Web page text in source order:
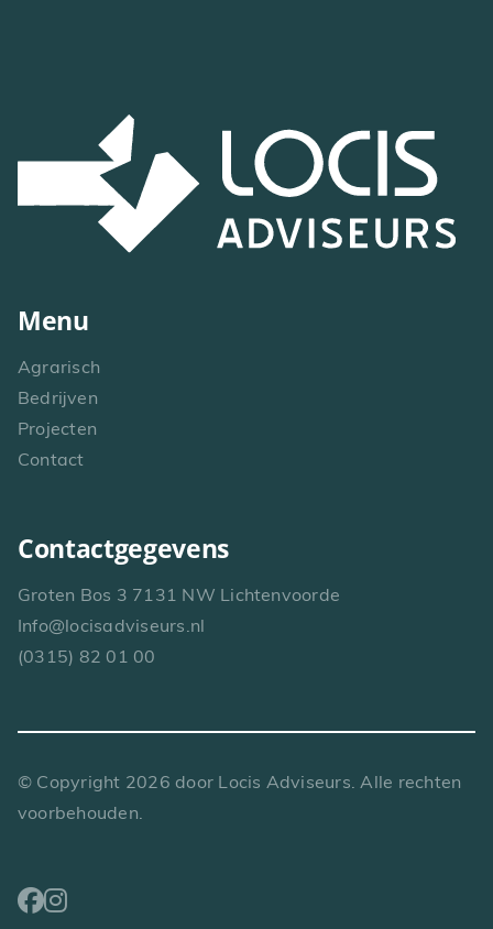
Menu
Agrarisch
Bedrijven
Projecten
Contact
Contactgegevens
Groten Bos 3 7131 NW Lichtenvoorde
Info@locisadviseurs.nl
(0315) 82 01 00
© Copyright 2026 door Locis Adviseurs. Alle rechten
voorbehouden.